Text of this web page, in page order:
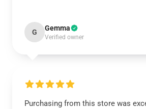
G Gemma
Verified owner
Purchasing from this store was